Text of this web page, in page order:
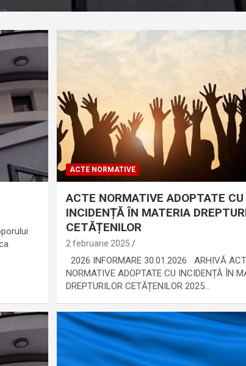
ACTE NORMATIVE
ACTE NORMATIVE ADOPTATE CU
INCIDENȚĂ ÎN MATERIA
CETĂȚENILOR
2 februarie 2025
2026 INFORMARE 30.01.2026 ARHIVĂ
NORMATIVE ADOPTATE CU INCIDENȚĂ ÎN
DREPTURILOR CETĂȚENILOR 2025…